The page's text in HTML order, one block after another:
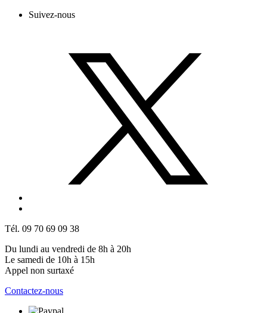
Suivez-nous
Tél. 09 70 69 09 38
Du lundi au vendredi de 8h à 20h
Le samedi de 10h à 15h
Appel non surtaxé
Contactez-nous